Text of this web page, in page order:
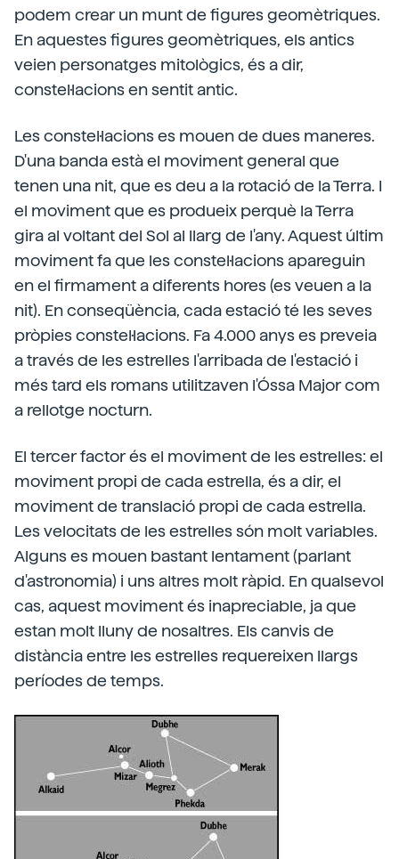
podem crear un munt de figures geomètriques.
En aquestes figures geomètriques, els antics
veien personatges mitològics, és a dir,
constel·lacions en sentit antic.
Les constel·lacions es mouen de dues maneres.
D'una banda està el moviment general que
tenen una nit, que es deu a la rotació de la Terra. I
el moviment que es produeix perquè la Terra
gira al voltant del Sol al llarg de l'any. Aquest últim
moviment fa que les constel·lacions apareguin
en el firmament a diferents hores (es veuen a la
nit). En conseqüència, cada estació té les seves
pròpies constel·lacions. Fa 4.000 anys es preveia
a través de les estrelles l'arribada de l'estació i
més tard els romans utilitzaven l'Óssa Major com
a rellotge nocturn.
El tercer factor és el moviment de les estrelles: el
moviment propi de cada estrella, és a dir, el
moviment de translació propi de cada estrella.
Les velocitats de les estrelles són molt variables.
Alguns es mouen bastant lentament (parlant
d'astronomia) i uns altres molt ràpid. En qualsevol
cas, aquest moviment és inapreciable, ja que
estan molt lluny de nosaltres. Els canvis de
distància entre les estrelles requereixen llargs
períodes de temps.